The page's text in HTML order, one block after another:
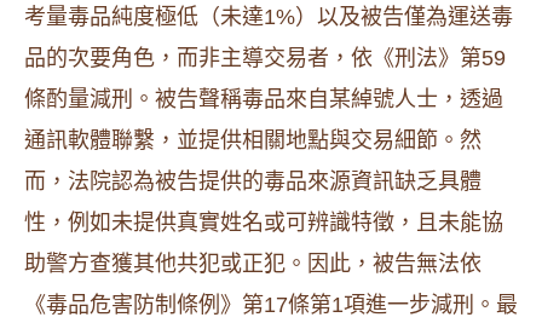
考量毒品純度極低（未達1%）以及被告僅為運送毒
品的次要角色，而非主導交易者，依《刑法》第59
條酌量減刑。被告聲稱毒品來自某綽號人士，透過
通訊軟體聯繫，並提供相關地點與交易細節。然
而，法院認為被告提供的毒品來源資訊缺乏具體
性，例如未提供真實姓名或可辨識特徵，且未能協
助警方查獲其他共犯或正犯。因此，被告無法依
《毒品危害防制條例》第17條第1項進一步減刑。最